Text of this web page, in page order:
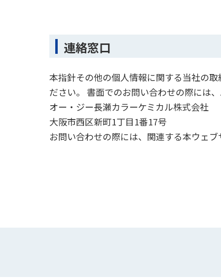
連絡窓口
本指針その他の個人情報に関する当社の
ださい。 書面でのお問い合わせの際には
オー・ジー長瀬カラーケミカル株式会社
大阪市西区新町1丁目1番17号
お問い合わせの際には、関連する本ウェ